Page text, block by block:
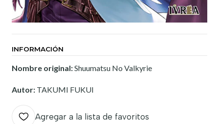
INFORMACIÓN
Nombre original:Shuumatsu No Valkyrie
Autor: TAKUMI FUKUI
Agregar a la lista de favoritos